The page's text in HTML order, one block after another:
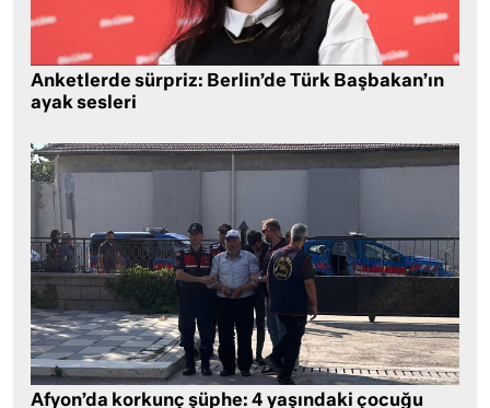
Anketlerde sürpriz: Berlin’de Türk Başbakan’ın
ayak sesleri
Afyon’da korkunç şüphe: 4 yaşındaki çocuğu